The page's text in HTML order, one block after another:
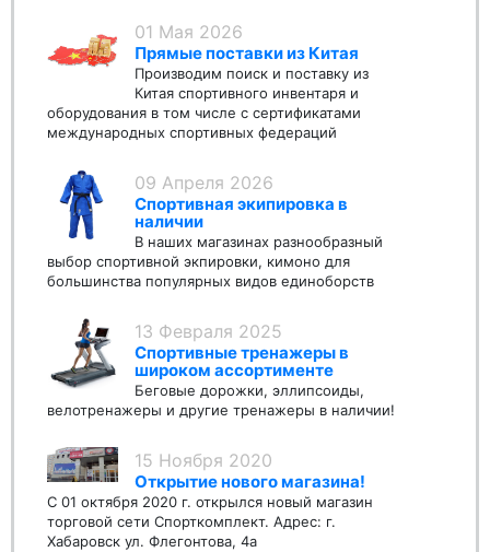
01 Мая 2026
Прямые поставки из Китая
Производим поиск и поставку из
Китая спортивного инвентаря и
оборудования в том числе с сертификатами
международных спортивных федераций
09 Апреля 2026
Спортивная экипировка в
наличии
В наших магазинах разнообразный
выбор спортивной экпировки, кимоно для
большинства популярных видов единоборств
13 Февраля 2025
Спортивные тренажеры в
широком ассортименте
Беговые дорожки, эллипсоиды,
велотренажеры и другие тренажеры в наличии!
15 Ноября 2020
Открытие нового магазина!
С 01 октября 2020 г. открылся новый магазин
торговой сети Спорткомплект. Адрес: г.
Хабаровск ул. Флегонтова, 4а